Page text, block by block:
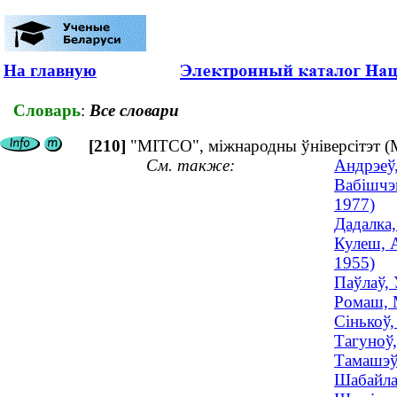
На главную
Словарь: Все словари
[210] "МІТСО", міжнародны ўніверсітэт
См. также:
1977)
Кулеш,
1955)
Паўлаў,
Ромаш,